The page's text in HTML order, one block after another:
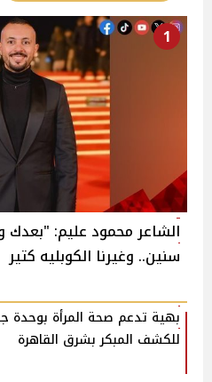
1
الشاعر محمود عليم: "بعدك
سنين.. وغيرنا الكوبليه كتير
بهية تدعم صحة المرأة بوحدة
للكشف المبكر بشرق القاهرة